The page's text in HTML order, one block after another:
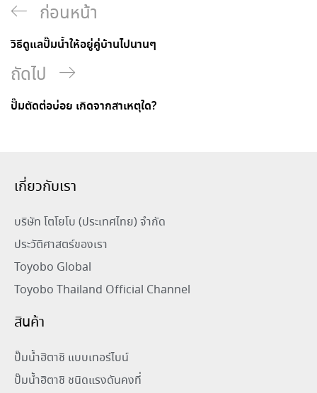
ก่อนหน้า
วิธีดูแลปั๊มน้ำให้อยู่คู่บ้านไปนานๆ
ถัดไป
ปั๊มตัดต่อบ่อย เกิดจากสาเหตุใด?
เกี่ยวกับเรา
บริษัท โตโยโบ (ประเทศไทย) จำกัด
ประวัติศาสตร์ของเรา
Toyobo Global
Toyobo Thailand Official Channel
สินค้า
ปั๊มน้ำฮิตาชิ แบบเทอร์ไบน์
ปั๊มน้ำฮิตาชิ ชนิดแรงดันคงที่